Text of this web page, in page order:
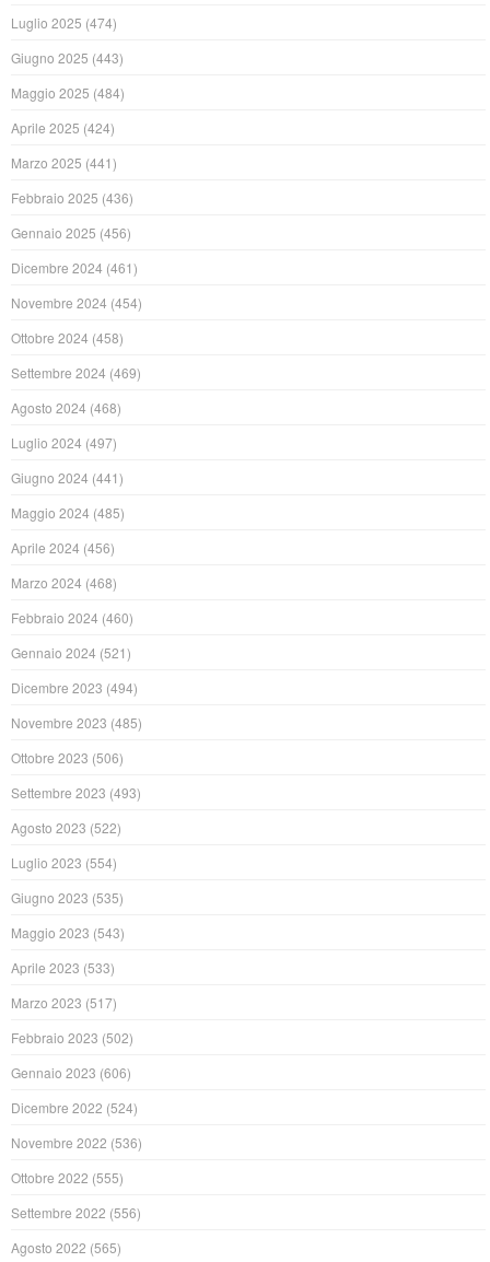
Luglio 2025 (474)
Giugno 2025 (443)
Maggio 2025 (484)
Aprile 2025 (424)
Marzo 2025 (441)
Febbraio 2025 (436)
Gennaio 2025 (456)
Dicembre 2024 (461)
Novembre 2024 (454)
Ottobre 2024 (458)
Settembre 2024 (469)
Agosto 2024 (468)
Luglio 2024 (497)
Giugno 2024 (441)
Maggio 2024 (485)
Aprile 2024 (456)
Marzo 2024 (468)
Febbraio 2024 (460)
Gennaio 2024 (521)
Dicembre 2023 (494)
Novembre 2023 (485)
Ottobre 2023 (506)
Settembre 2023 (493)
Agosto 2023 (522)
Luglio 2023 (554)
Giugno 2023 (535)
Maggio 2023 (543)
Aprile 2023 (533)
Marzo 2023 (517)
Febbraio 2023 (502)
Gennaio 2023 (606)
Dicembre 2022 (524)
Novembre 2022 (536)
Ottobre 2022 (555)
Settembre 2022 (556)
Agosto 2022 (565)